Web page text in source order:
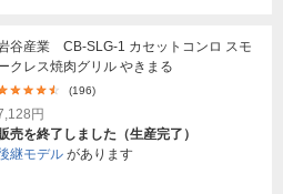
谷産業 CB-SLG-1 カセットコンロ スモ
クレス焼肉グリル やきまる
(196)
円
売を終了しました（生産完了）
継モデル があります